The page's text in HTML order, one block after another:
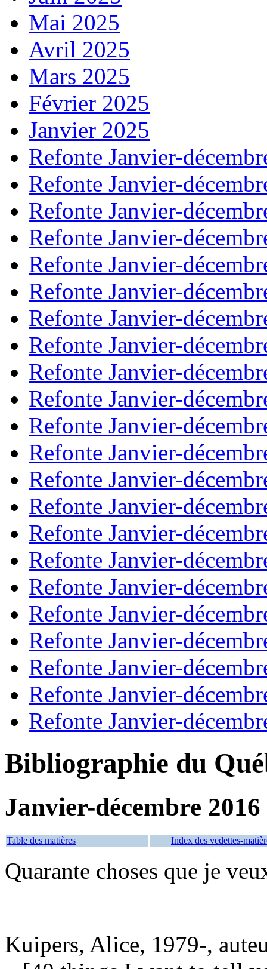
Mai 2025
Avril 2025
Mars 2025
Février 2025
Janvier 2025
Refonte Janvier-
Refonte Janvier-
Refonte Janvier-
Refonte Janvier-
Refonte Janvier-
Refonte Janvier-
Refonte Janvier-
Refonte Janvier-
Refonte Janvier-
Refonte Janvier-
Refonte Janvier-
Refonte Janvier-
Refonte Janvier-
Refonte Janvier-
Refonte Janvier-
Refonte Janvier-
Refonte Janvier-
Refonte Janvier-
Refonte Janvier-
Refonte Janvier-
Refonte Janvier-
Refonte Janvier-
Bibliographie du
Janvier-décembre 2016
Table des matières Index des vedettes-
Quarante choses que je
Kuipers, Alice, 1979-,